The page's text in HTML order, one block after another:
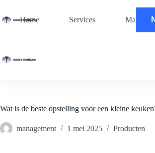
de
Home Services Magazine
Wat is de beste opstelling voor een kleine
management 1 mei 2025 Producten